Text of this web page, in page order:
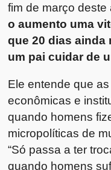
fim de março deste
o aumento uma
que 20 dias ainda
um pai cuidar de
Ele entende que
econômicas e
quando homens
micropolíticas de
“Só passa a ter
quando homens